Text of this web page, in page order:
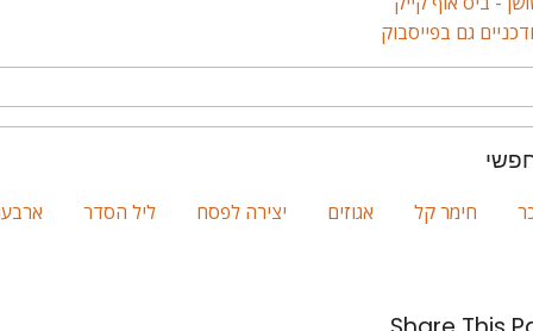
גם בפייסבוק
חימר קל אגוזים יצירה לפסח ליל הסדר